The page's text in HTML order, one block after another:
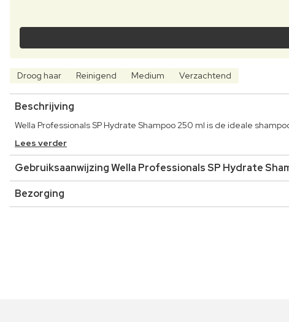
Droog haar Reinigend Medium Verzachtend
Beschrijving
Wella Professionals SP Hydrate Shampoo 250 ml is de ideale
Lees verder
Gebruiksaanwijzing Wella Professionals SP Hydrate
Bezorging